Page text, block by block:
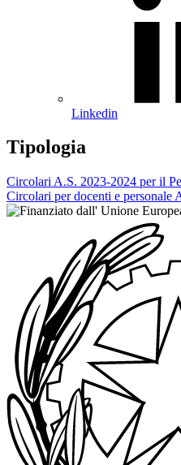
Linkedin
Tipologia
Circolari A.S. 2023-2024 per il
Circolari per docenti e personale